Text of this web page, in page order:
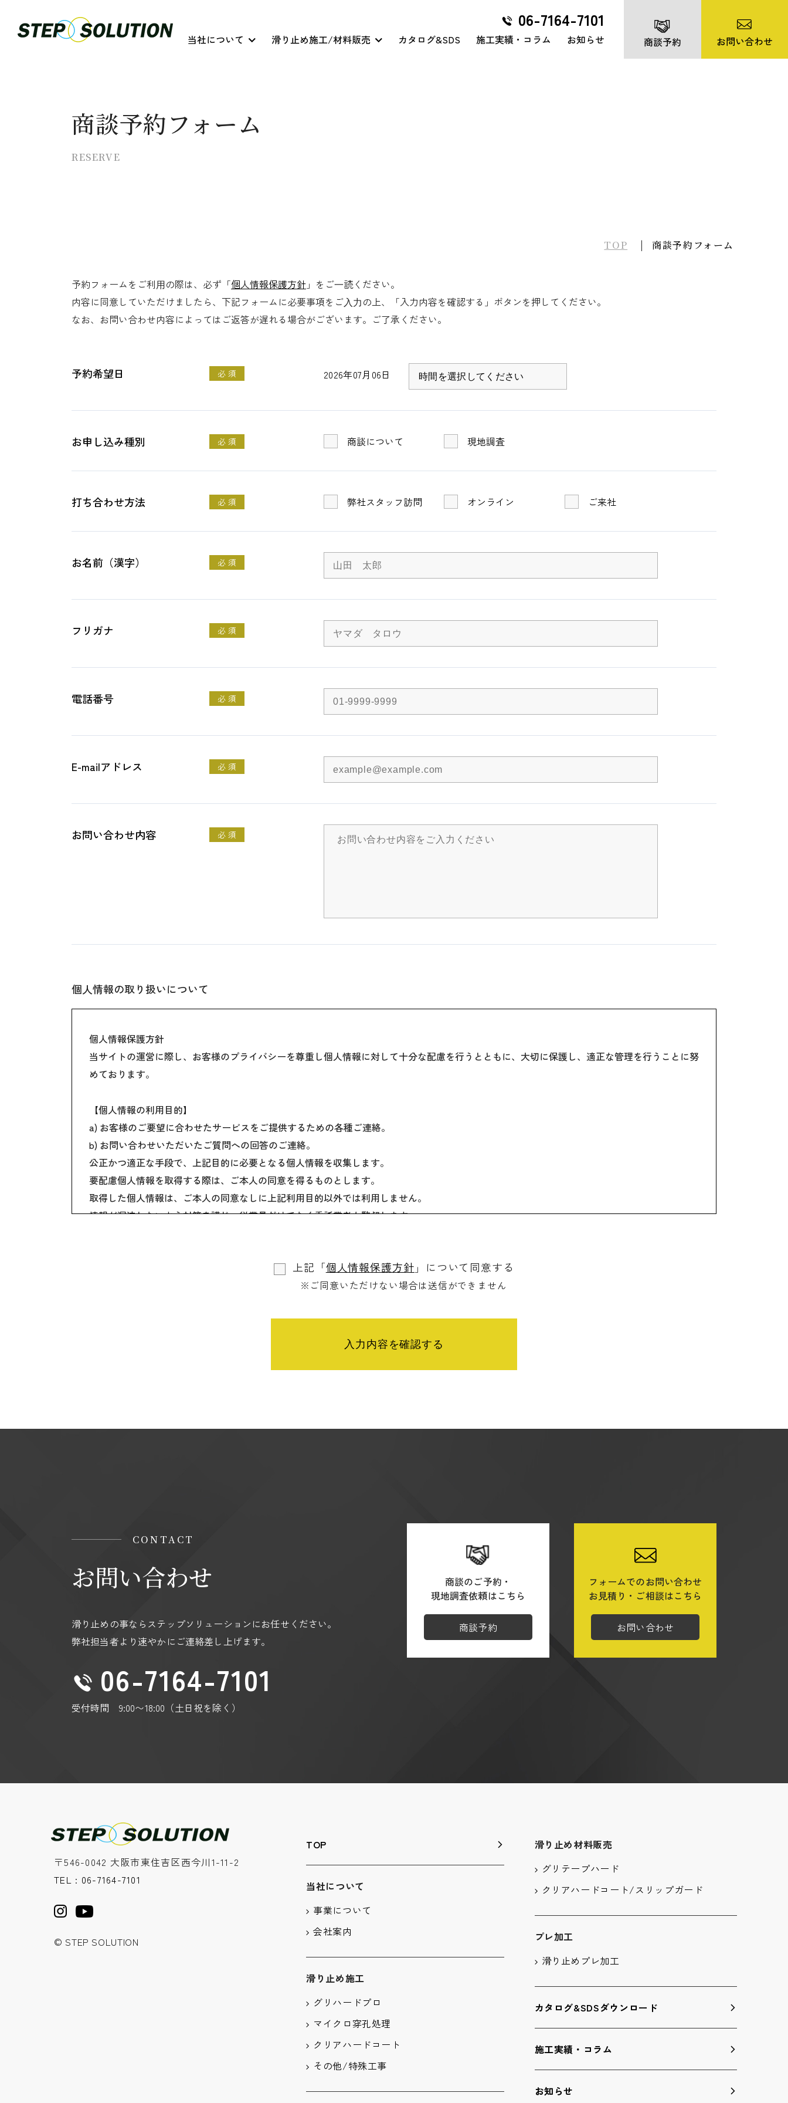
06-7164-7101
当社について 滑り止め施工/材料販売 カタログ&SDS 施工実績・コラム お知らせ 商談予約 お問い合わせ
商談予約フォーム
RESERVE
TOP 商談予約フォーム
予約フォームをご利⽤の際は、必ず「個人情報保護方針 」をご⼀読ください。
内容に同意していただけましたら、下記フォームに必要事項をご⼊⼒の上、「入力内容を確認する」ボタンを押してください。
なお、お問い合わせ内容によってはご返答が遅れる場合がございます。ご了承ください。
予約希望日 必 須 2026年07月06日
お申し込み種別 必 須 商談について 現地調査
打ち合わせ方法 必 須 弊社スタッフ訪問 オンライン ご来社
お名前（漢字） 必 須
フリガナ 必 須
電話番号 必 須
E-mailアドレス 必 須
お問い合わせ内容 必 須
個人情報の取り扱いについて
個人情報保護方針
当サイトの運営に際し、お客様のプライバシーを尊重し個人情報に対して十分な配慮を行うとともに、大切に保護し、適正な管理を行うことに努
めております。
【個人情報の利用目的】
a) お客様のご要望に合わせたサービスをご提供するための各種ご連絡。
b) お問い合わせいただいたご質問への回答のご連絡。
公正かつ適正な手段で、上記目的に必要となる個人情報を収集します。
要配慮個人情報を取得する際は、ご本人の同意を得るものとします。
取得した個人情報は、ご本人の同意なしに上記利用目的以外では利用しません。
情報が漏洩しないよう対策を講じ、従業員だけでなく委託業者も監督します。
公開された個人情報が事実と異なる場合、訂正や削除に応じます。
個人情報の取り扱いに関する苦情に対し、適切・迅速に対処します。
【Googleアナリティクスの使用について】
みなします。
Googleのプライバシーポリシー
https://policies.google.com/privacy?hl=ja
上記「個人情報保護方針 」について同意する
※ご同意いただけない場合は送信ができません
CONTACT
お問い合わせ
滑り止めの事ならステップソリューションにお任せください。
弊社担当者より速やかにご連絡差し上げます。
06-7164-7101
受付時間 9:00〜18:00（土日祝を除く）
商談のご予約・
現地調査依頼はこちら
商談予約
フォームでのお問い合わせ
お見積り・ご相談はこちら
お問い合わせ
〒546-0042 大阪市東住吉区西今川1-11-2
TEL : 06-7164-7101
© STEP SOLUTION
TOP
当社について
事業について
会社案内
滑り止め施工
グリハードプロ
マイクロ穿孔処理
クリアハードコート
その他/特殊工事
滑り止め材料販売
グリテープハード
クリアハードコート/スリップガード
プレ加工
滑り止めプレ加工
カタログ&SDSダウンロード
施工実績・コラム
お知らせ